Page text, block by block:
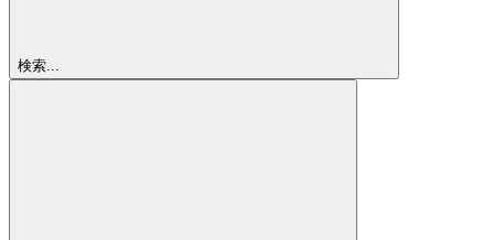
検索...